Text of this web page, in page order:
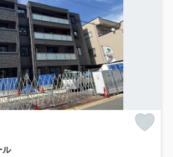
ル